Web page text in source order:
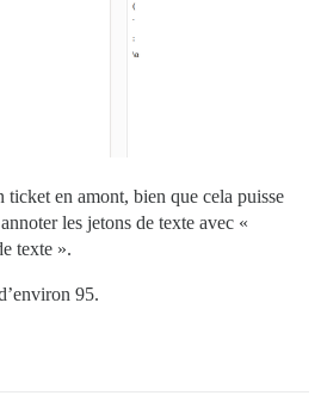
ticket en amont, bien que cela puisse
les jetons de texte avec «
texte ».
95.